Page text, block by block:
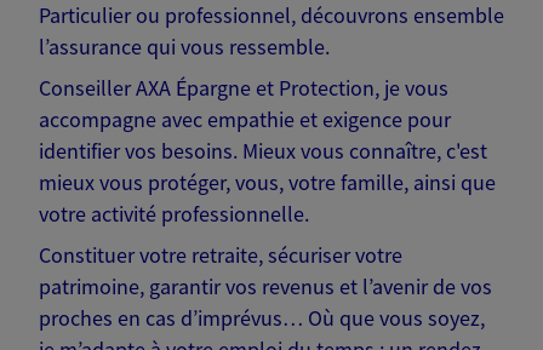
Particulier ou professionnel, découvrons ensemble
l’assurance qui vous ressemble.
Conseiller AXA Épargne et Protection, je vous
accompagne avec empathie et exigence pour
identifier vos besoins. Mieux vous connaître, c'est
mieux vous protéger, vous, votre famille, ainsi que
votre activité professionnelle.
Constituer votre retraite, sécuriser votre
patrimoine, garantir vos revenus et l’avenir de vos
proches en cas d’imprévus… Où que vous soyez,